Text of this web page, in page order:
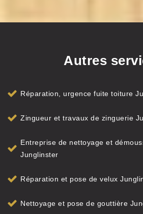
Autres
Réparation, urgence fuite toiture
Zingueur et travaux de zinguerie
Entreprise de nettoyage et
Junglinster
Réparation et pose de velux
Nettoyage et pose de gouttière